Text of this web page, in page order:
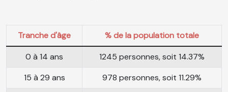
Tranche d'âge
% de la population totale
0 à 14 ans
1245 personnes, soit 14.37%
15 à 29 ans
978 personnes, soit 11.29%